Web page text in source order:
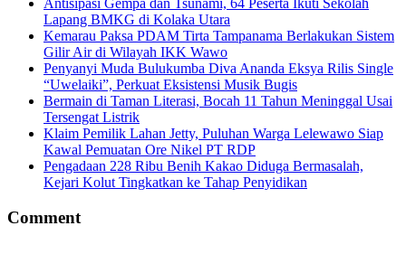
Antisipasi Gempa dan Tsunami, 64 Peserta Ikuti Sekolah
Lapang BMKG di Kolaka Utara
Kemarau Paksa PDAM Tirta Tampanama Berlakukan Sistem
Gilir Air di Wilayah IKK Wawo
Penyanyi Muda Bulukumba Diva Ananda Eksya Rilis Single
“Uwelaiki”, Perkuat Eksistensi Musik Bugis
Bermain di Taman Literasi, Bocah 11 Tahun Meninggal Usai
Tersengat Listrik
Klaim Pemilik Lahan Jetty, Puluhan Warga Lelewawo Siap
Kawal Pemuatan Ore Nikel PT RDP
Pengadaan 228 Ribu Benih Kakao Diduga Bermasalah,
Kejari Kolut Tingkatkan ke Tahap Penyidikan
Comment